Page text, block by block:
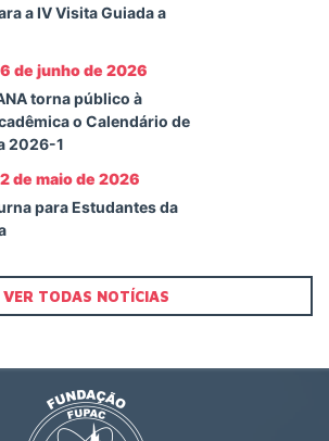
a IV Visita Guiada a
de junho de 2026
torna público à
o Calendário de
2026-1
de maio de 2026
para Estudantes da
VER TODAS NOTÍCIAS